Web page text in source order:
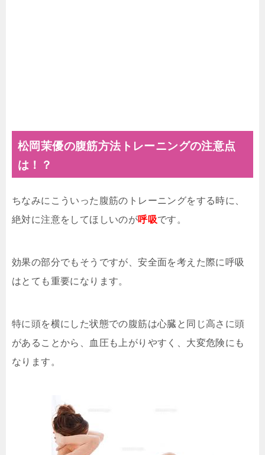
松岡茉優の腹筋方法トレーニングの注意点
は！？
ちなみにこういった腹筋のトレーニングをする時に、
絶対に注意をしてほしいのが呼吸です。
効果の部分でもそうですが、安全面を考えた際に呼吸
はとても重要になります。
特に頭を横にした状態での腹筋は心臓と同じ高さに頭
があることから、血圧も上がりやすく、大変危険にも
なります。